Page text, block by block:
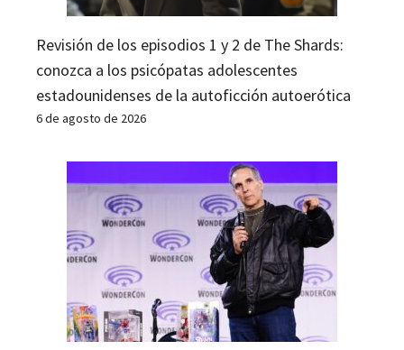
Revisión de los episodios 1 y 2 de The Shards:
conozca a los psicópatas adolescentes
estadounidenses de la autoficción autoerótica
6 de agosto de 2026